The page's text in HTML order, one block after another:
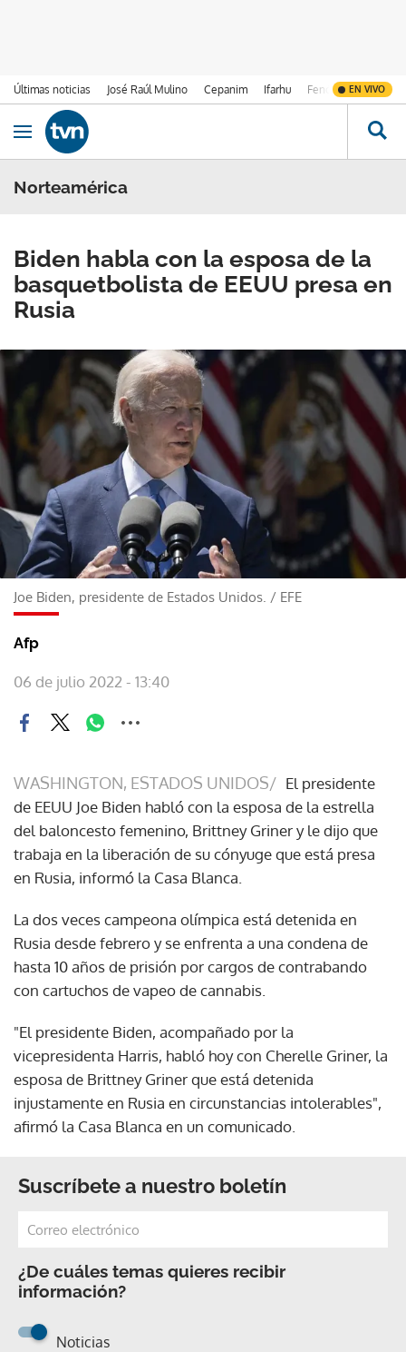
Últimas noticias José Raúl Mulino Cepanim Ifarhu Fenómeno de El
EN VIVO
Ir al contenido
Obrir navegació
Norteamérica
Biden habla con la esposa de la
basquetbolista de EEUU presa en
Rusia
Joe Biden, presidente de Estados Unidos. / EFE
Afp
06 de julio 2022 - 13:40
WASHINGTON, ESTADOS UNIDOS/ El presidente
de EEUU Joe Biden habló con la esposa de la estrella
del baloncesto femenino, Brittney Griner y le dijo que
trabaja en la liberación de su cónyuge que está presa
en Rusia, informó la Casa Blanca.
La dos veces campeona olímpica está detenida en
Rusia desde febrero y se enfrenta a una condena de
hasta 10 años de prisión por cargos de contrabando
con cartuchos de vapeo de cannabis.
"El presidente Biden, acompañado por la
vicepresidenta Harris, habló hoy con Cherelle Griner, la
esposa de Brittney Griner que está detenida
injustamente en Rusia en circunstancias intolerables",
afirmó la Casa Blanca en un comunicado.
Suscríbete a nuestro boletín
¿De cuáles temas quieres recibir
información?
Noticias